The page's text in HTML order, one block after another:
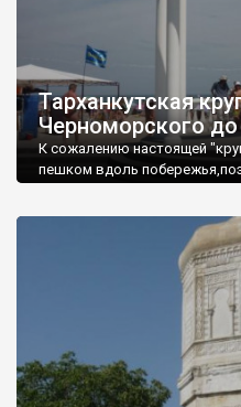
Тарханкутская
Черноморского
К сожалению настоящей
пешком вдоль